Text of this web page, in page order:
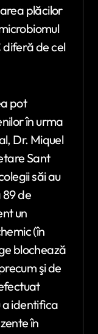
plăcilor
diferă de cel
pot
în urma
Dr. Miquel
Sant
săi au
89 de
un
(în
blochează
şi de
identifica
în